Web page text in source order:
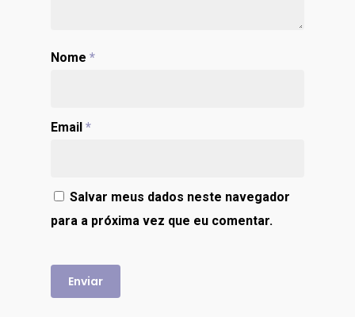
Nome *
Email *
Salvar meus dados neste navegador
para a próxima vez que eu comentar.